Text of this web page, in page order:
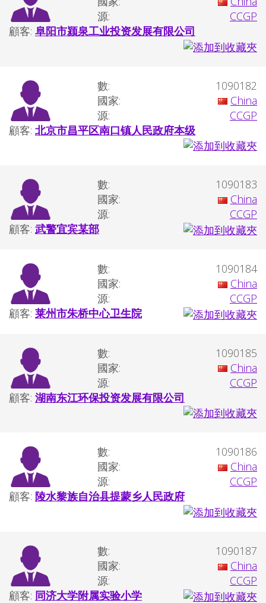
源:
CCGP
顧客: 阜阳市颍泉工业投资发展有限公司
數:
1090182
國家:
China
源:
CCGP
顧客: 北京市昌平区南口镇人民政府本级
數:
1090183
國家:
China
源:
CCGP
顧客: 武警宜宾某部
數:
1090184
國家:
China
源:
CCGP
顧客: 莱州市朱桥中心卫生院
數:
1090185
國家:
China
源:
CCGP
顧客: 湖南东江环保投资发展有限公司
數:
1090186
國家:
China
源:
CCGP
顧客: 陵水黎族自治县提蒙乡人民政府
數:
1090187
國家:
China
源:
CCGP
顧客: 同济大学附属实验小学